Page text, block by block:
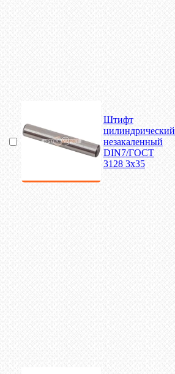
Штифт
цилиндрический
незакаленный
DIN7/ГОСТ
3128 3х35